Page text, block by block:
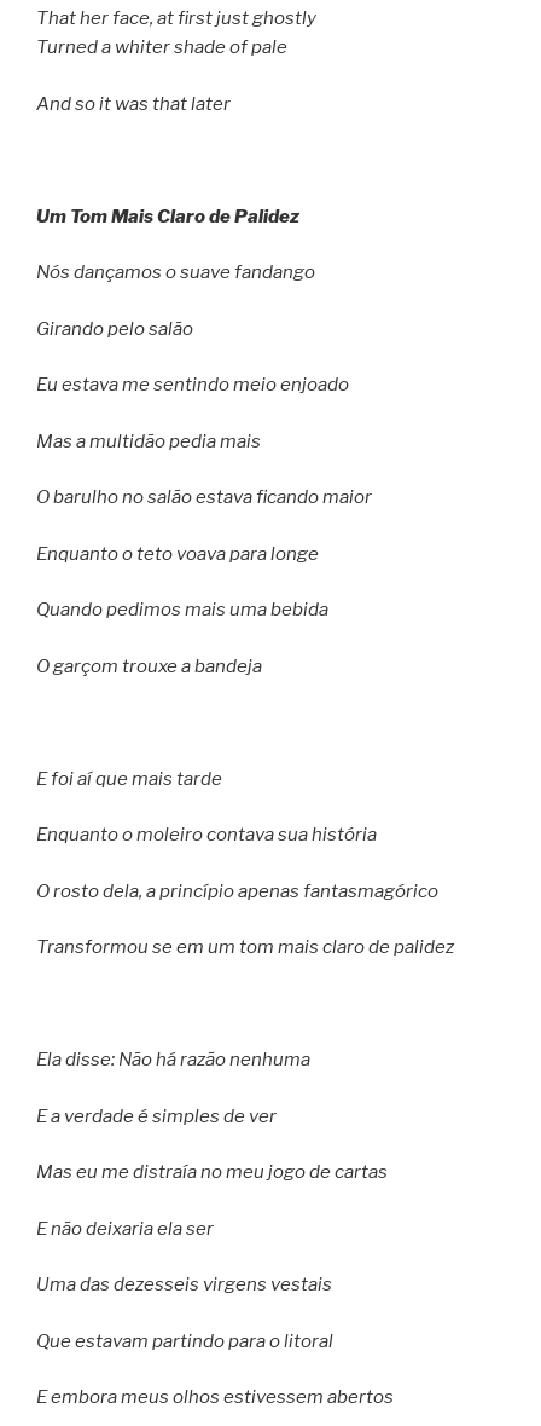
That her face, at first just ghostly
Turned a whiter shade of pale
And so it was that later
Um Tom Mais Claro de Palidez
Nós dançamos o suave fandango
Girando pelo salão
Eu estava me sentindo meio enjoado
Mas a multidão pedia mais
O barulho no salão estava ficando maior
Enquanto o teto voava para longe
Quando pedimos mais uma bebida
O garçom trouxe a bandeja
E foi aí que mais tarde
Enquanto o moleiro contava sua história
O rosto dela, a princípio apenas fantasmagórico
Transformou se em um tom mais claro de palidez
Ela disse: Não há razão nenhuma
E a verdade é simples de ver
Mas eu me distraía no meu jogo de cartas
E não deixaria ela ser
Uma das dezesseis virgens vestais
Que estavam partindo para o litoral
E embora meus olhos estivessem abertos